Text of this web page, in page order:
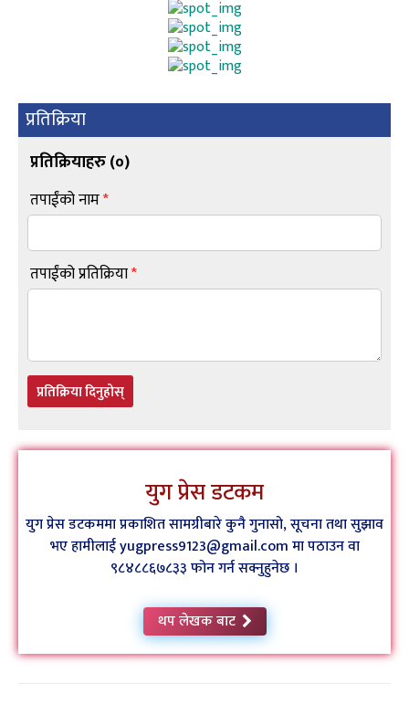
प्रतिक्रिया
प्रतिक्रियाहरु (०)
तपाईंको नाम*
तपाईंको प्रतिक्रिया*
प्रतिक्रिया दिनुहोस्
युग प्रेस डटकम
युग प्रेस डटकममा प्रकाशित सामग्रीबारे कुनै गुनासो, सूचना तथा सुझाव
भए हामीलाई yugpress9123@gmail.com मा पठाउन वा
९८४८८६७८३३ फोन गर्न सक्नुहुनेछ ।
थप लेखक बाट